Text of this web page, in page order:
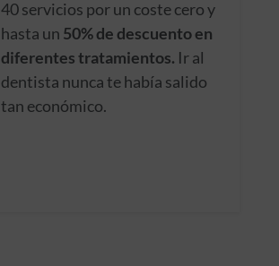
40 servicios por un coste cero y
hasta un 50% de descuento en
diferentes tratamientos. Ir al
dentista nunca te había salido
tan económico.